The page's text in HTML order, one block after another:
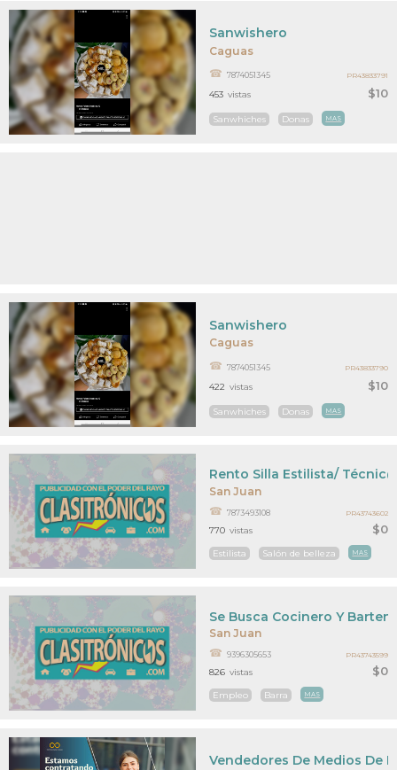
Caguas
$10
Sanwishero
7874051345
Sanwhiches Donas MAS
453 vistas
PR43833791
Caguas
$10
Sanwishero
7874051345
Sanwhiches Donas MAS
422 vistas
PR43833790
San Juan
$0
Rento Silla Estilista/
7873493108
Estilista Salón de belleza MAS
770 vistas
PR43743602
San Juan
$0
Se Busca Cocinero Y
9396305653
Empleo Barra MAS
826 vistas
PR43743599
Vendedores De Medios De